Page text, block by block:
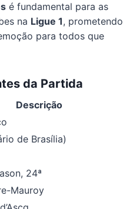
é fundamental para as
na Ligue 1, prometendo
para todos que
da Partida
Descrição
de Brasília)
24ª
Mauroy